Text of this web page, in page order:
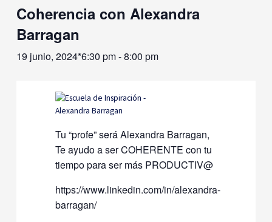
Coherencia con Alexandra
Barragan
19 junio, 2024*6:30 pm-8:00 pm
Tu “profe” será Alexandra Barragan,
Te ayudo a ser COHERENTE con tu
tiempo para ser más PRODUCTIV@
https://www.linkedin.com/in/alexandra-
barragan/